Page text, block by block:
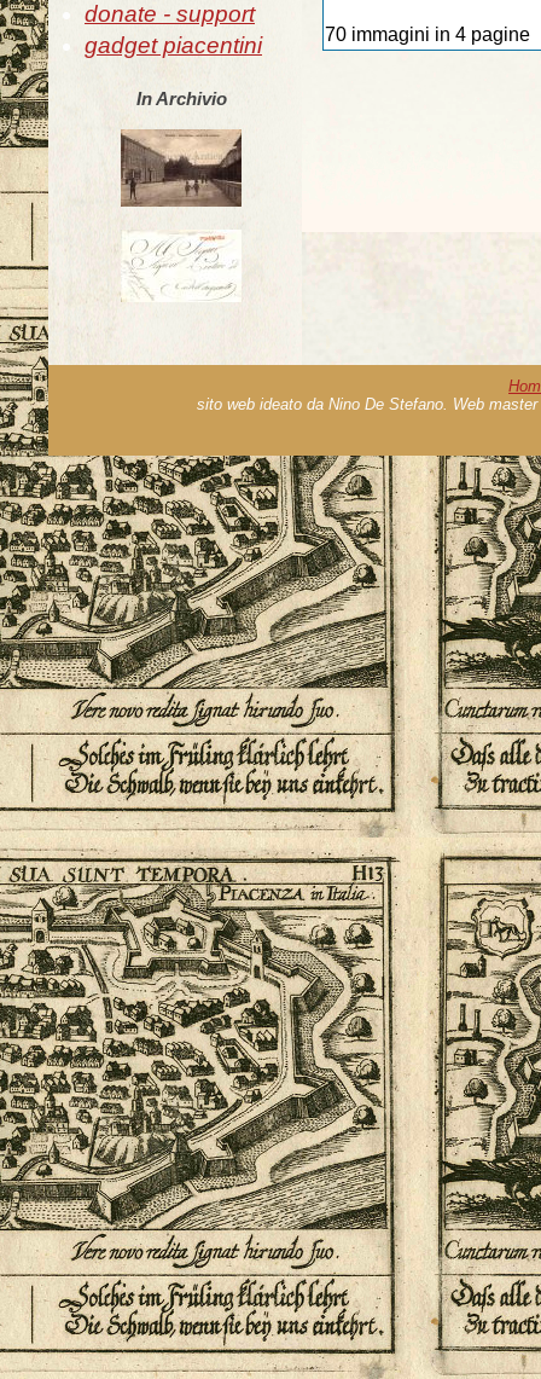
donate - support
gadget piacentini
In Archivio
70 immagini in 4 pagine
sito web ideato da Nino De Stefano. Web